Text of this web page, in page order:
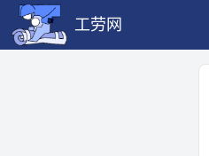
工劳网